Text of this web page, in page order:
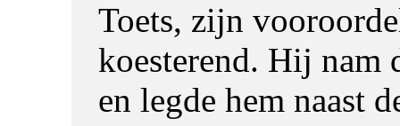
Toets, zijn
koesterend. Hij nam
en legde hem naast